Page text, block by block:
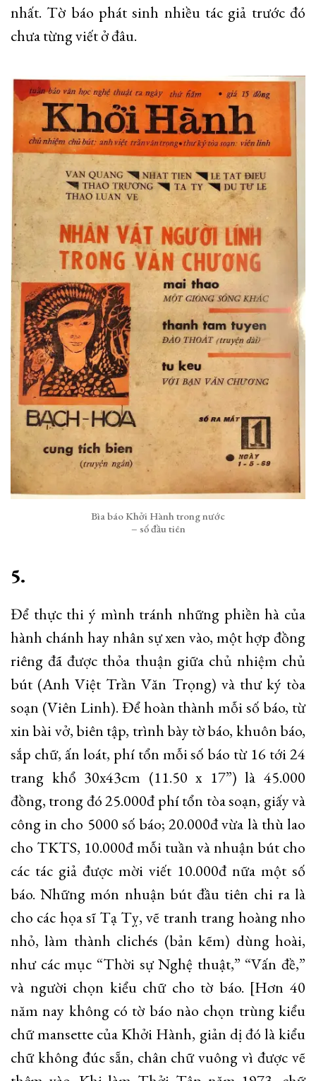
nhất. Tờ báo phát sinh nhiều tác giả trước đó
chưa từng viết ở đâu.
Bìa báo Khởi Hành trong nước
– số đầu tiên
5.
Để thực thi ý mình tránh những phiền hà của
hành chánh hay nhân sự xen vào, một hợp đồng
riêng đã được thỏa thuận giữa chủ nhiệm chủ
bút (Anh Việt Trần Văn Trọng) và thư ký tòa
soạn (Viên Linh). Để hoàn thành mỗi số báo, từ
xin bài vở, biên tập, trình bày tờ báo, khuôn báo,
sắp chữ, ấn loát, phí tổn mỗi số báo từ 16 tới 24
trang khổ 30x43cm (11.50 x 17”) là 45.000
đồng, trong đó 25.000đ phí tổn tòa soạn, giấy và
công in cho 5000 số báo; 20.000đ vừa là thù lao
cho TKTS, 10.000đ mỗi tuần và nhuận bút cho
các tác giả được mời viết 10.000đ nữa một số
báo. Những món nhuận bút đầu tiên chi ra là
cho các họa sĩ Tạ Tỵ, vẽ tranh trang hoàng nho
nhỏ, làm thành clichés (bản kẽm) dùng hoài,
như các mục “Thời sự Nghệ thuật,” “Vấn đề,”
và người chọn kiểu chữ cho tờ báo. [Hơn 40
năm nay không có tờ báo nào chọn trùng kiểu
chữ mansette của Khởi Hành, giản dị đó là kiểu
chữ không đúc sẵn, chân chữ vuông vì được vẽ